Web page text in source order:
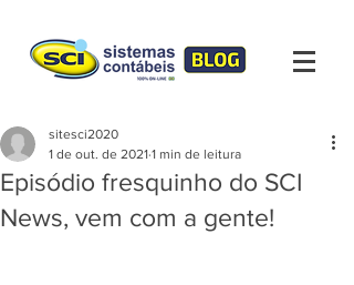
Episódio fresquinho do SCI
News, vem com a gente!
sitesci2020
1 de out. de 2021 1 min de leitura